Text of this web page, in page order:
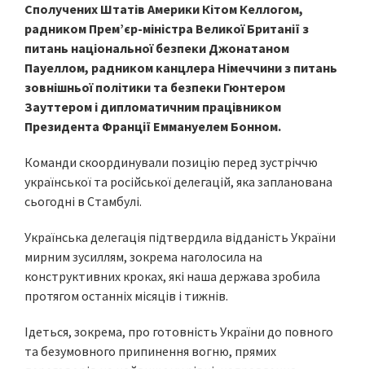
Сполучених Штатів Америки Кітом Келлогом,
радником Прем’єр-міністра Великої Британії з
питань національної безпеки Джонатаном
Пауеллом, радником канцлера Німеччини з питань
зовнішньої політики та безпеки Гюнтером
Зауттером і дипломатичним працівником
Президента Франції Еммануелем Бонном.
Команди скоординували позицію перед зустріччю
української та російської делегацій, яка запланована
сьогодні в Стамбулі.
Українська делегація підтвердила відданість України
мирним зусиллям, зокрема наголосила на
конструктивних кроках, які наша держава зробила
протягом останніх місяців і тижнів.
Ідеться, зокрема, про готовність України до повного
та безумовного припинення вогню, прямих